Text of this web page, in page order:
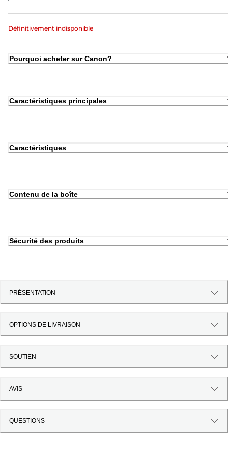
Définitivement indisponible
Pourquoi acheter sur Canon?
Caractéristiques principales
Caractéristiques
Contenu de la boîte
Sécurité des produits
PRÉSENTATION
OPTIONS DE LIVRAISON
SOUTIEN
AVIS
QUESTIONS